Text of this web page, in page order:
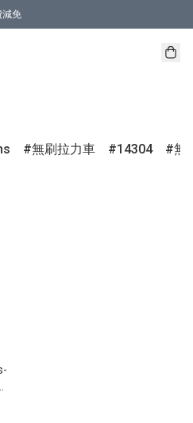
減免
充電器
無刷拉力車 14304
無